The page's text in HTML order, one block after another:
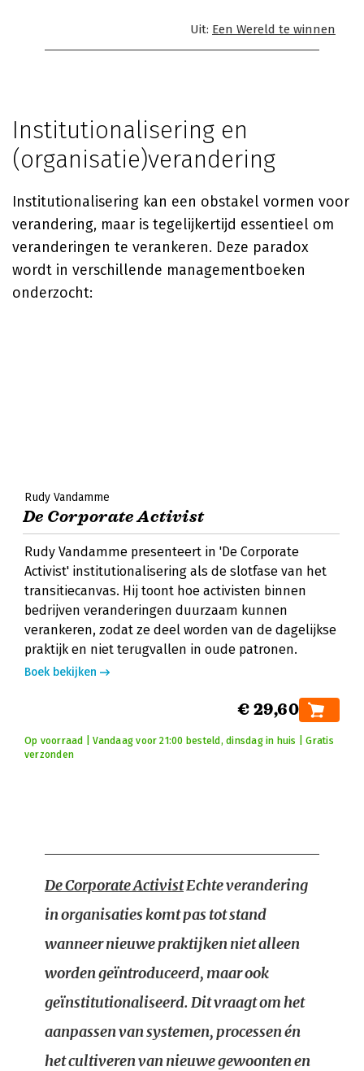
Uit: Een Wereld te winnen
Institutionalisering en
(organisatie)verandering
Institutionalisering kan een obstakel vormen voor
verandering, maar is tegelijkertijd essentieel om
veranderingen te verankeren. Deze paradox
wordt in verschillende managementboeken
onderzocht:
Rudy Vandamme
De Corporate Activist
Rudy Vandamme presenteert in 'De Corporate
Activist' institutionalisering als de slotfase van het
transitiecanvas. Hij toont hoe activisten binnen
bedrijven veranderingen duurzaam kunnen
verankeren, zodat ze deel worden van de dagelijkse
praktijk en niet terugvallen in oude patronen.
Boek bekijken
€ 29,60
Op voorraad | Vandaag voor 21:00 besteld, dinsdag in huis | Gratis
verzonden
De Corporate ActivistEchte verandering
in organisaties komt pas tot stand
wanneer nieuwe praktijken niet alleen
worden geïntroduceerd, maar ook
geïnstitutionaliseerd. Dit vraagt om het
aanpassen van systemen, processen én
het cultiveren van nieuwe gewoonten en